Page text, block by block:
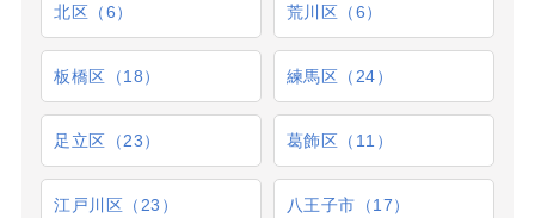
北区（6） 荒川区（6）
板橋区（18） 練馬区（24）
足立区（23） 葛飾区（11）
江戸川区（23） 八王子市（17）